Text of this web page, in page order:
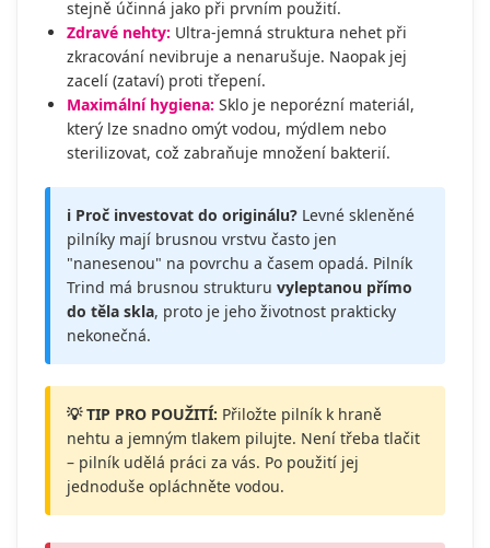
stejně účinná jako při prvním použití.
Zdravé nehty: Ultra-jemná struktura nehet při
zkracování nevibruje a nenarušuje. Naopak jej
zacelí (zataví) proti třepení.
Maximální hygiena: Sklo je neporézní materiál,
který lze snadno omýt vodou, mýdlem nebo
sterilizovat, což zabraňuje množení bakterií.
ℹ️ Proč investovat do originálu? Levné skleněné
pilníky mají brusnou vrstvu často jen
"nanesenou" na povrchu a časem opadá. Pilník
Trind má brusnou strukturu vyleptanou přímo
do těla skla, proto je jeho životnost prakticky
nekonečná.
💡 TIP PRO POUŽITÍ: Přiložte pilník k hraně
nehtu a jemným tlakem pilujte. Není třeba tlačit
– pilník udělá práci za vás. Po použití jej
jednoduše opláchněte vodou.